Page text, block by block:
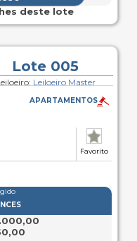
deste lote
Lote 005
Leiloeiro Master
Favorito
APARTAMENTOS